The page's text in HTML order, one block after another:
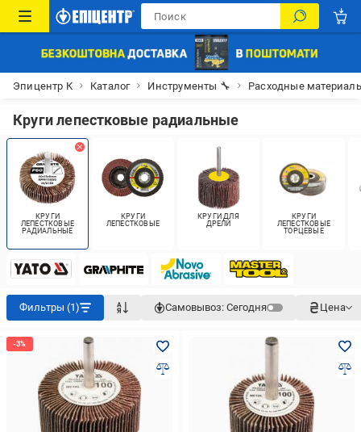
Эпицентр К Каталог Инструменты 🔧 Расходные
Круги лепестковые радиальные
КРУГИ
ЛЕПЕСТКОВЫЕ
РАДИАЛЬНЫЕ
КРУГИ
ЛЕПЕСТКОВЫЕ
КРУГИ ДЛЯ
ДРЕЛИ
КРУГИ
ЛЕПЕСТКОВЫЕ
ТОРЦЕВЫЕ
Фильтры (1) Самовывоз: Сегодня Цена